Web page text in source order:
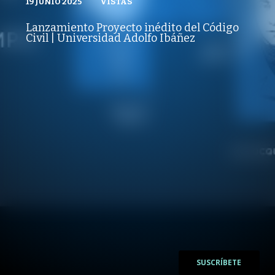
CÁTEDRAS UAI 19 JUNIO 2025
REPRODUCCIONES
VISTAS
Lanzamiento Proyecto inédito del Código
Civil | Universidad Adolfo Ibáñez
SUSCRÍBETE
VISTAS